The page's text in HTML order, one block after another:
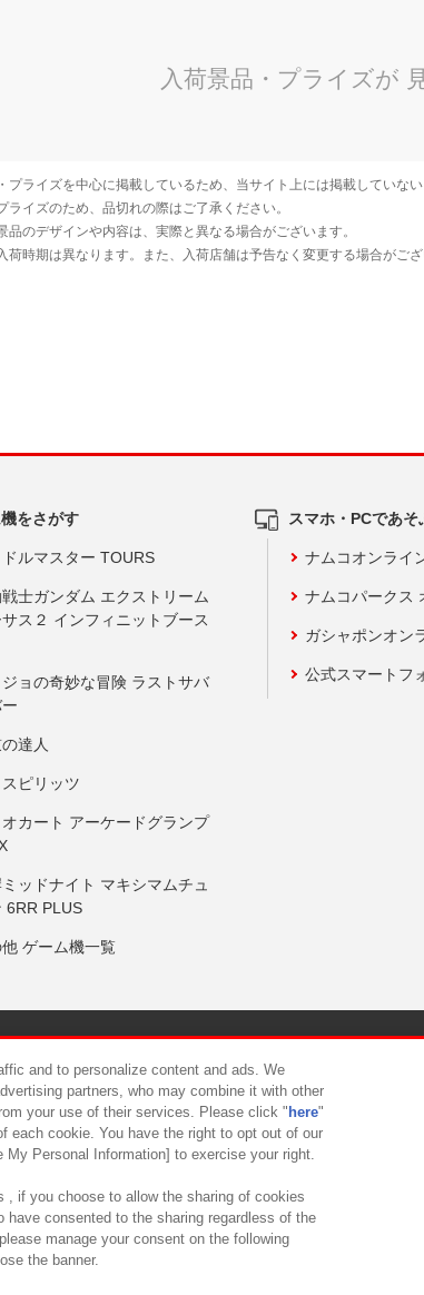
をさがす
ルマスター TOURS
士ガンダム エクストリーム
ス２ インフィニットブース
ョの奇妙な冒険 ラストサバ
達人
ピリッツ
カート アーケードグランプ
ッドナイト マキシマムチュ
6RR PLUS
ゲーム機一覧
スマホ・PCであそ
ナムコオンライ
ナムコパークス
ガシャポンオン
公式スマートフ
について カスタマーハラスメント対応方針
and to personalize content and ads. We
partners, who may combine it with other
your use of their services. Please click " here"
each cookie. You have the right to opt out of our
Personal Information] to exercise your right.
, if you choose to allow the sharing of cookies
have consented to the sharing regardless of the
manage your consent on the following
the banner.